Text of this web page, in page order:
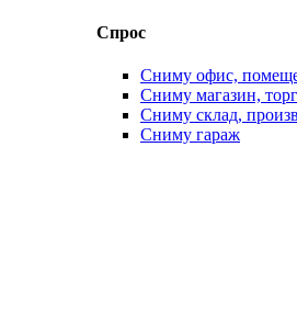
Спрос
Сниму офис,
Сниму магазин,
Сниму склад,
Сниму гараж